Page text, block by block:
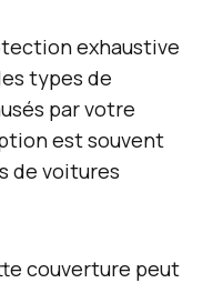
exhaustive
types de
par votre
est souvent
de voitures
couverture peut